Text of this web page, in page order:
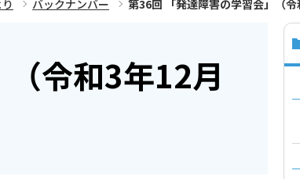
バックナンバー 第36回 「発達障害の学習会」（令
令和3年12月